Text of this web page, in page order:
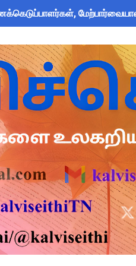
2026 ஆங்கில வினாடி
புதிய மருத்துவக் காப்பீடு
தேசிய குடற்புழு நீக்க நாள்
போட்டிகளுக்கான
10 Lesson Plan August
வெளியிட்ட அவசர
மாலை நேரங்களில்
தொகை கணக்கெடுப்பு
மக்கள் தொகை